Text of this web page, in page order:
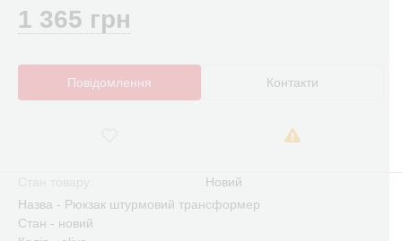
1 365 грн
Повідомлення Контакти
Новий
Назва - Рюкзак штурмовий трансформер
Стан - новий